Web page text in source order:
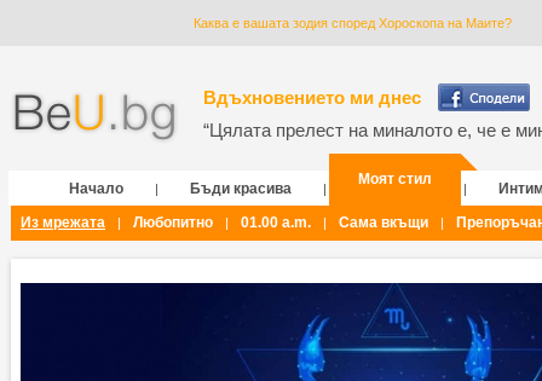
Каква е вашата зодия според Хороскопа на Маите?
Вдъхновението ми днес
“Цялата прелест на миналото е, че е
Начало | Бъди красива |
Моят стил
|
Из мрежата
| Любопитно | 01.00 a.m. | Сама вкъщи |